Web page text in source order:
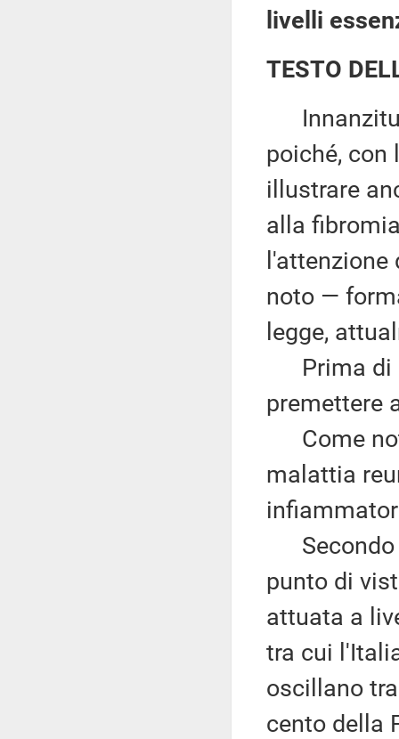
livelli
TESTO
poiché, con
illustrare
alla
noto —
legge,
Prima di
premettere
Come
malattia
Secondo
punto di
attuata a
tra cui
oscillano
cento della